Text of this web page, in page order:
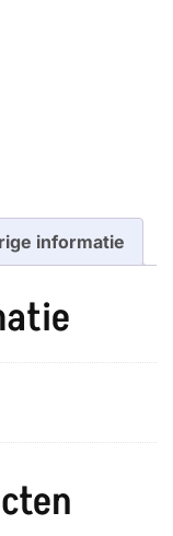
informatie